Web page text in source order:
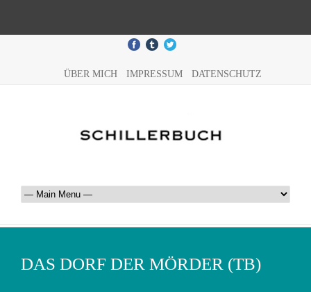
ÜBER MICH IMPRESSUM DATENSCHUTZ
DAS DORF DER MÖRDER (TB)